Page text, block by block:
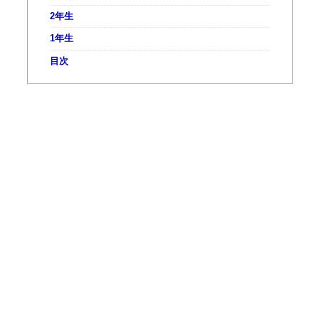
2年生
1年生
目次